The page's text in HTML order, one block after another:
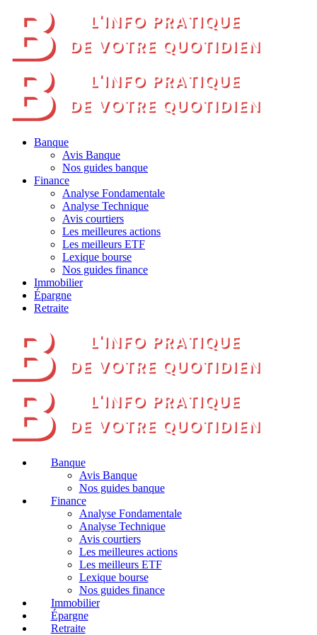
Banque
Avis Banque
Nos guides banque
Finance
Analyse Fondamentale
Analyse Technique
Avis courtiers
Les meilleures actions
Les meilleurs ETF
Lexique bourse
Nos guides finance
Immobilier
Épargne
Retraite
Banque
Avis Banque
Nos guides banque
Finance
Analyse Fondamentale
Analyse Technique
Avis courtiers
Les meilleures actions
Les meilleurs ETF
Lexique bourse
Nos guides finance
Immobilier
Épargne
Retraite